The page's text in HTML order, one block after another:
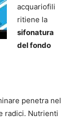
acquariofili
ritiene la
sifonatura
del fondo
penetra nel
radici. Nutrienti